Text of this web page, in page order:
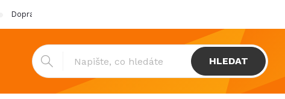
Doprava & platba
HLEDAT